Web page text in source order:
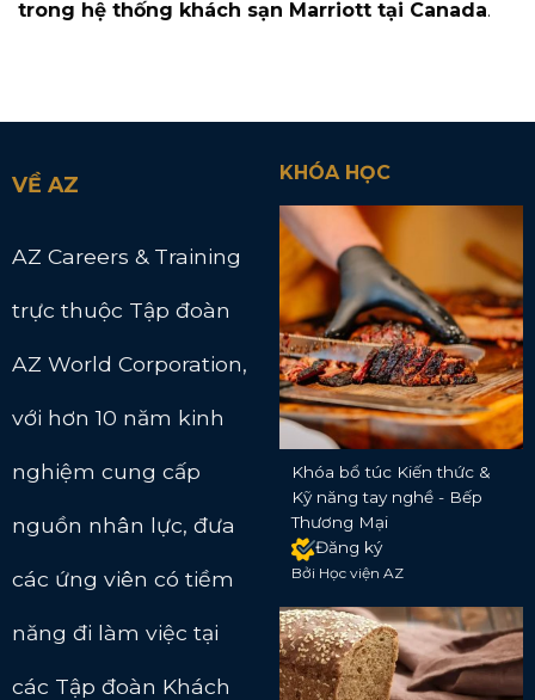
trong hệ thống khách sạn Marriott tại Canada.
VỀ AZ
AZ Careers & Training
trực thuộc Tập đoàn
AZ World Corporation,
với hơn 10 năm kinh
nghiệm cung cấp
nguồn nhân lực, đưa
các ứng viên có tiềm
năng đi làm việc tại
các Tập đoàn Khách
KHÓA HỌC
Khóa bổ túc Kiến thức &
Kỹ năng tay nghề - Bếp
Thương Mại
Đăng ký
Bởi Học viện AZ